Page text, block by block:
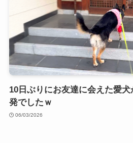
10日ぶりにお友達に会えた愛
発でしたｗ
06/03/2026